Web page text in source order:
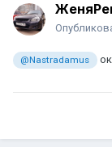
@Nastradamus